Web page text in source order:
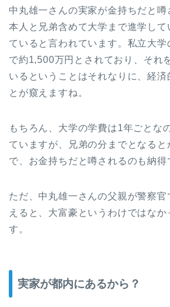
中丸雄一さんの実家が金持ちだと噂
本人と兄弟含めて大学まで進学して
ていると言われています。私立大
で約1,500万円とされており、それ
いるということはそれなりに、経済
とが窺えますね。
もちろん、大学の学費は1年ごとな
ていますが、兄弟の分までとなる
で、お金持ちだと噂されるのも納得
ただ、中丸雄一さんの父親が警察官
えると、大富豪というわけではなか
す。
実家が都内にあるから？